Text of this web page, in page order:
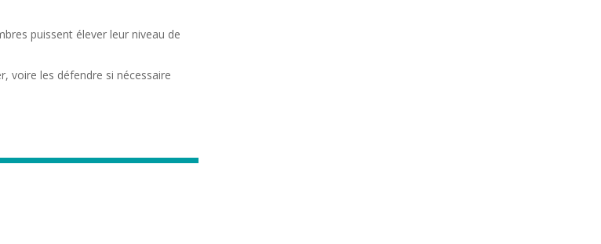
puissent élever leur niveau de
voire les défendre si nécessaire